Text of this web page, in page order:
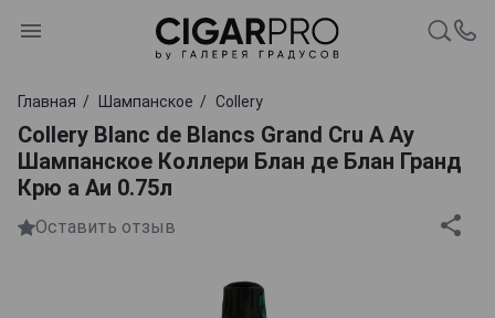
Главная Шампанское Collery
Collery Blanc de Blancs Grand Cru A Ay
Шампанское Коллери Блан де Блан Гранд
Крю а Аи 0.75л
Оставить отзыв